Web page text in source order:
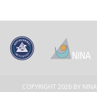
COPYRIGHT 2026 BY NINA